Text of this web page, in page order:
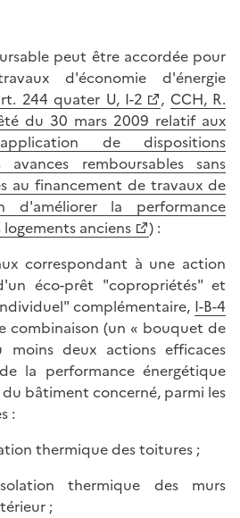
peut être accordée pour
d'économie d'énergie
244 quater U, I-2 , CCH, R.
du 30 mars 2009 relatif aux
de dispositions
remboursables sans
au financement de travaux de
d'améliorer la performance
anciens
) :
correspondant à une action
éco-prêt "copropriétés" et
complémentaire, I-B-4
combinaison (un « bouquet de
moins deux actions efficaces
la performance énergétique
bâtiment concerné, parmi les
:
thermique des toitures ;
thermique des murs
;